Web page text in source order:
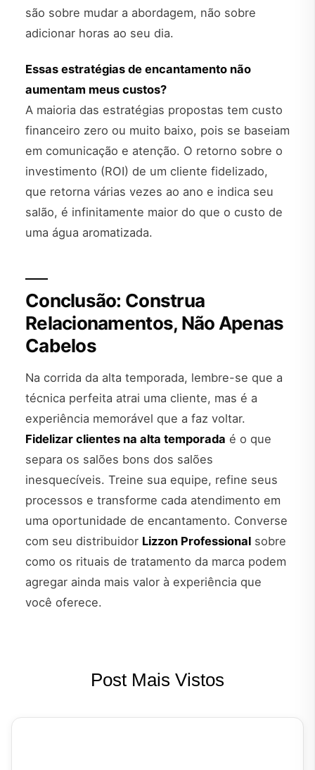
são sobre mudar a abordagem, não sobre
adicionar horas ao seu dia.
Essas estratégias de encantamento não
aumentam meus custos?
A maioria das estratégias propostas tem custo
financeiro zero ou muito baixo, pois se baseiam
em comunicação e atenção. O retorno sobre o
investimento (ROI) de um cliente fidelizado,
que retorna várias vezes ao ano e indica seu
salão, é infinitamente maior do que o custo de
uma água aromatizada.
Conclusão: Construa
Relacionamentos, Não Apenas
Cabelos
Na corrida da alta temporada, lembre-se que a
técnica perfeita atrai uma cliente, mas é a
experiência memorável que a faz voltar.
Fidelizar clientes na alta temporada é o que
separa os salões bons dos salões
inesquecíveis. Treine sua equipe, refine seus
processos e transforme cada atendimento em
uma oportunidade de encantamento. Converse
com seu distribuidor Lizzon Professional sobre
como os rituais de tratamento da marca podem
agregar ainda mais valor à experiência que
você oferece.
Post Mais Vistos